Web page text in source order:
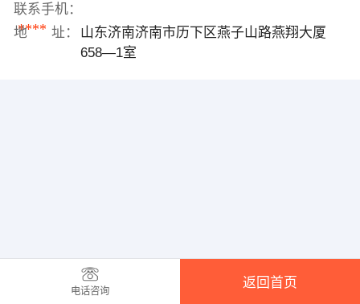
联系手机：
****
地 址：
山东济南济南市历下区燕子山路燕翔大厦
658—1室
电话咨询
返回首页